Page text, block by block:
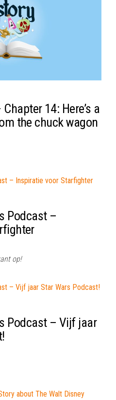
14: Here’s a
the chuck wagon
Podcast –
op!
Podcast – Vijf jaar